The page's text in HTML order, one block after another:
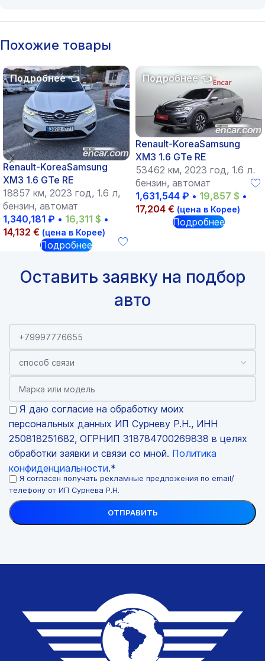
Похожие товары
Renault-KoreaSamsung
XM3 1.6 GTe RE
18857 км, 2023 год, 1.6 л,
бензин, автомат
1,340,181 ₽ • 16,311 $ •
14,132 € (цена в Корее)
Подробнее
Renault-KoreaSamsung
XM3 1.6 GTe RE
53462 км, 2023 год, 1.6 л,
бензин, автомат
1,631,544 ₽ • 19,857 $ •
17,204 € (цена в Корее)
Подробнее
Оставить заявку на подбор
авто
Я даю согласие на обработку моих
персональных данных ИП Сурневу Р.Н., ИНН
250818251682, ОГРНИП 318784700269838 в целях
обработки заявки и связи со мной. Политика
конфиденциальности.*
Я согласен получать рекламные предложения по email/
телефону от ИП Сурнева Р.Н.